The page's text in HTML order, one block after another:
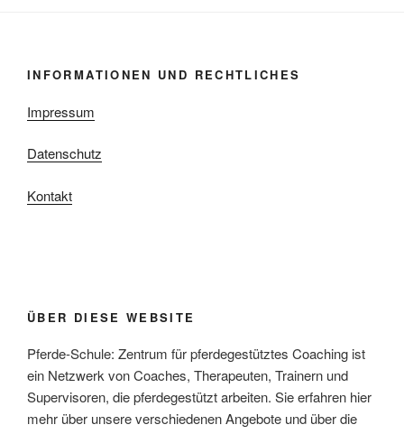
INFORMATIONEN UND RECHTLICHES
Impressum
Datenschutz
Kontakt
ÜBER DIESE WEBSITE
Pferde-Schule: Zentrum für pferdegestütztes Coaching ist
ein Netzwerk von Coaches, Therapeuten, Trainern und
Supervisoren, die pferdegestützt arbeiten. Sie erfahren hier
mehr über unsere verschiedenen Angebote und über die